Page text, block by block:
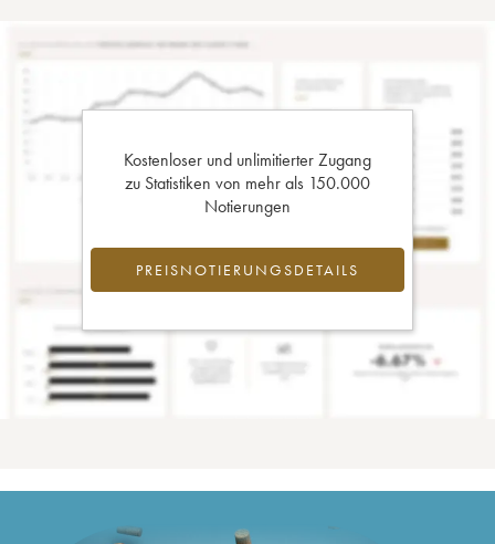
Kostenloser und unlimitierter Zugang
zu Statistiken von mehr als 150.000
Notierungen
PREISNOTIERUNGSDETAILS